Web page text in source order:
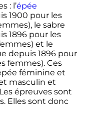
: l’épée
1900 pour les
le sabre
1896 pour les
et le
depuis 1896 pour
femmes). Ces
féminine et
masculin et
épreuves sont
Elles sont donc